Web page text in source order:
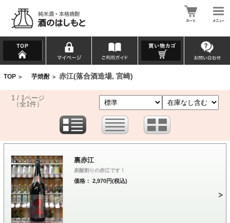
TOP > 芋焼酎 > 赤江(落合酒造場, 宮崎)
1 / 1ページ
（全1件）
裏赤江
炭酸割りの赤江です！
価格： 2,970円(税込)